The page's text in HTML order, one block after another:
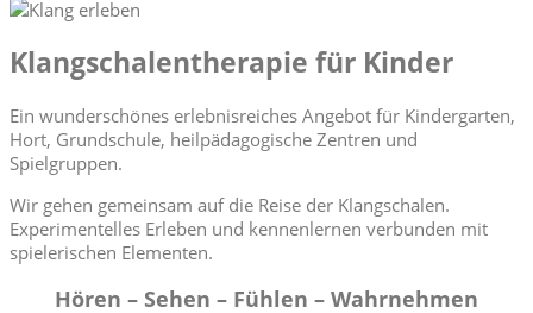
Klangschalentherapie für Kinder
Ein wunderschönes erlebnisreiches Angebot für Kindergarten,
Hort, Grundschule, heilpädagogische Zentren und
Spielgruppen.
Wir gehen gemeinsam auf die Reise der Klangschalen.
Experimentelles Erleben und kennenlernen verbunden mit
spielerischen Elementen.
Hören – Sehen – Fühlen – Wahrnehmen